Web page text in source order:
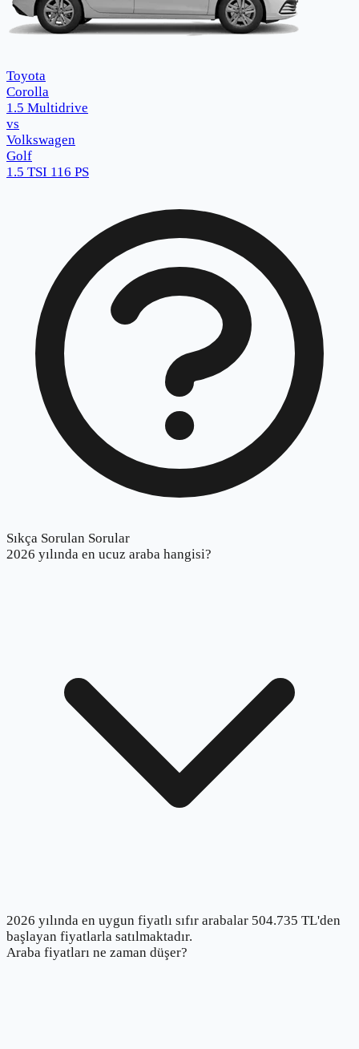
Toyota
Corolla
1.5 Multidrive
vs
Volkswagen
Golf
1.5 TSI 116 PS
Sıkça Sorulan Sorular
2026 yılında en ucuz araba hangisi?
2026 yılında en uygun fiyatlı sıfır arabalar 504.735 TL'den
başlayan fiyatlarla satılmaktadır.
Araba fiyatları ne zaman düşer?